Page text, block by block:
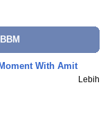
BBM
With Amit
Lebih